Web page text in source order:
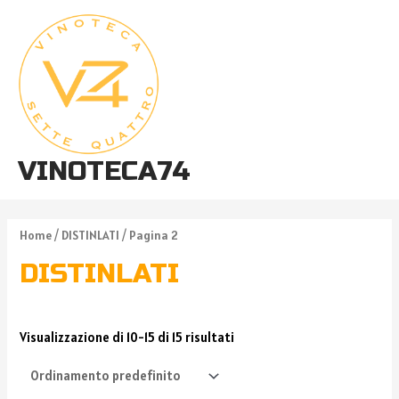
VINOTECA74
Home/ DISTINLATI / Pagina 2
DISTINLATI
Visualizzazione di 10-15 di 15 risultati